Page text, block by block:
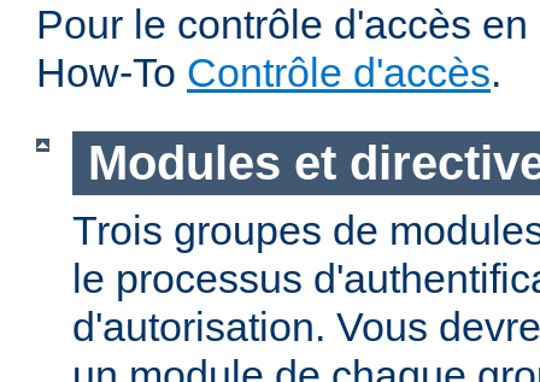
Pour le contrôle d'accès
How-To Contrôle d'accès.
Modules et
Trois groupes de
le processus
d'autorisation. Vous